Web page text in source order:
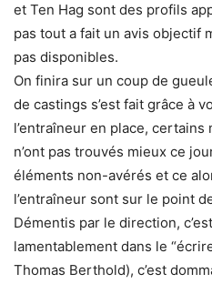
et Ten Hag sont des profils
pas tout a fait un avis objectif
pas disponibles.
On finira sur un coup de
de castings s’est fait grâce à
l’entraîneur en place,
n’ont pas trouvés mieux ce
éléments non-avérés et ce
l’entraîneur sont sur le point
Démentis par le direction,
lamentablement dans le
Thomas Berthold), c’est